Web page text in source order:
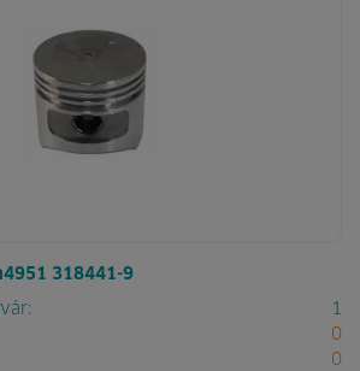
318441-9
1
0
0